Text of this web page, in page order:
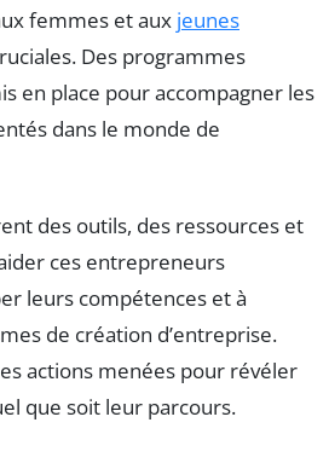
femmes et aux jeunes
Des programmes
en place pour accompagner les
dans le monde de
des outils, des ressources et
ces entrepreneurs
leurs compétences et à
de création d’entreprise.
actions menées pour révéler
que soit leur parcours.